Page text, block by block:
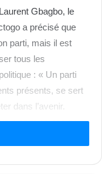
Gbagbo, le
a précisé que
parti, mais il est
tous les
: « Un parti
présents, se sert
dans l’avenir.
et ne pas en
pas un